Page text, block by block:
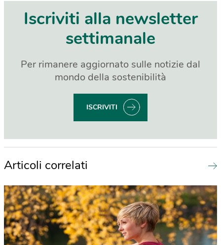
Iscriviti alla newsletter
settimanale
Per rimanere aggiornato sulle notizie dal
mondo della sostenibilità
ISCRIVITI
Articoli correlati